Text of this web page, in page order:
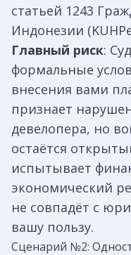
статьей 1243
Индонезии
Главный риск:
формальные
внесения вами
признает
девелопера, но
остаётся
испытывает
экономический
не совпадёт с
вашу пользу.
Сценарий №2: